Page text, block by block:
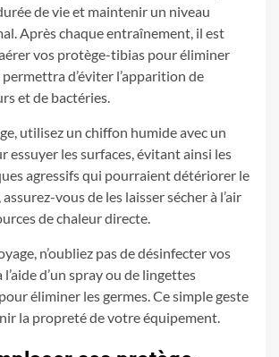
de vie et maintenir un niveau
Après chaque entraînement, il est
vos protège-tibias pour éliminer
permettra d’éviter l’apparition de
et de bactéries.
utilisez un chiffon humide avec un
essuyer les surfaces, évitant ainsi les
agressifs qui pourraient détériorer le
vous de les laisser sécher à l’air
de chaleur directe.
n’oubliez pas de désinfecter vos
d’un spray ou de lingettes
éliminer les germes. Ce simple geste
la propreté de votre équipement.